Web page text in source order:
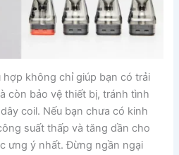
không chỉ giúp bạn có trải
còn bảo vệ thiết bị, tránh tình
coil. Nếu bạn chưa có kinh
suất thấp và tăng dần cho
ưng ý nhất. Đừng ngần ngại